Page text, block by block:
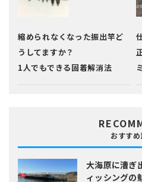
縮められなくなった振出竿ど
うしてますか？
1人でもできる固着解消法
おすす
大海原に漕ぎ
ィッシングの